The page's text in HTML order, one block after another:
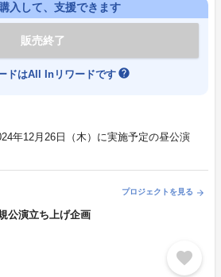
入して、支援できます
販売終了
ドはAll Inリワードです help
年12月26日（木）に実施予定の昼公演
プロジェクトを見る arrow_forward
公演立ち上げ企画
favorite